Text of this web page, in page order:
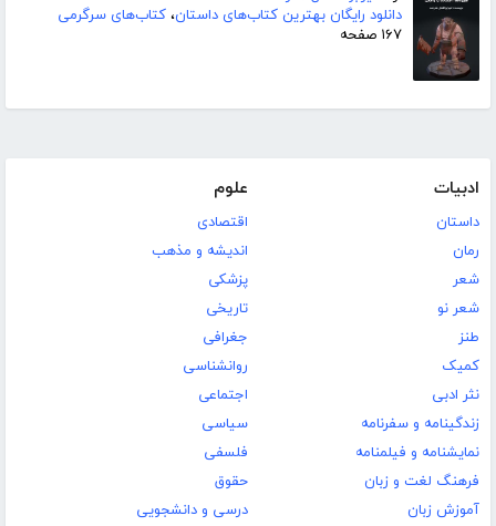
دانلود رایگان بهترین کتاب‌های داستان، کتاب‌های سرگرمی
۱۶۷ صفحه
ادبیات
داستان
رمان
شعر
شعر نو
طنز
کمیک
نثر ادبی
زندگینامه و سفرنامه
نمایشنامه و فیلمنامه
فرهنگ لغت و زبان
آموزش زبان
علوم
اقتصادی
اندیشه و مذهب
پزشکی
تاریخی
جغرافی
روانشناسی
اجتماعی
سیاسی
فلسفی
حقوق
درسی و دانشجویی